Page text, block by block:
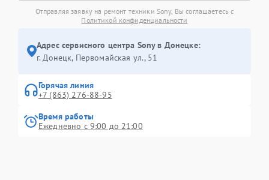
Отправляя заявку на ремонт техники Sony, Вы соглашаетесь с
Политикой конфиденциальности
Адрес сервисного центра Sony в Донецке:
г. Донецк, Первомайская ул., 51
Горячая линия
+7 (863) 276-88-95
Время работы
Ежедневно с 9:00 до 21:00